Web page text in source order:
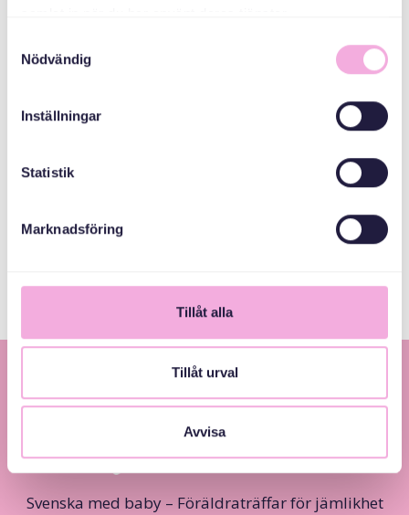
Nödvändig
Inställningar
Statistik
Marknadsföring
Tillåt alla
Tillåt urval
Avvisa
Svenska med baby – Föräldraträffar för jämlikhet